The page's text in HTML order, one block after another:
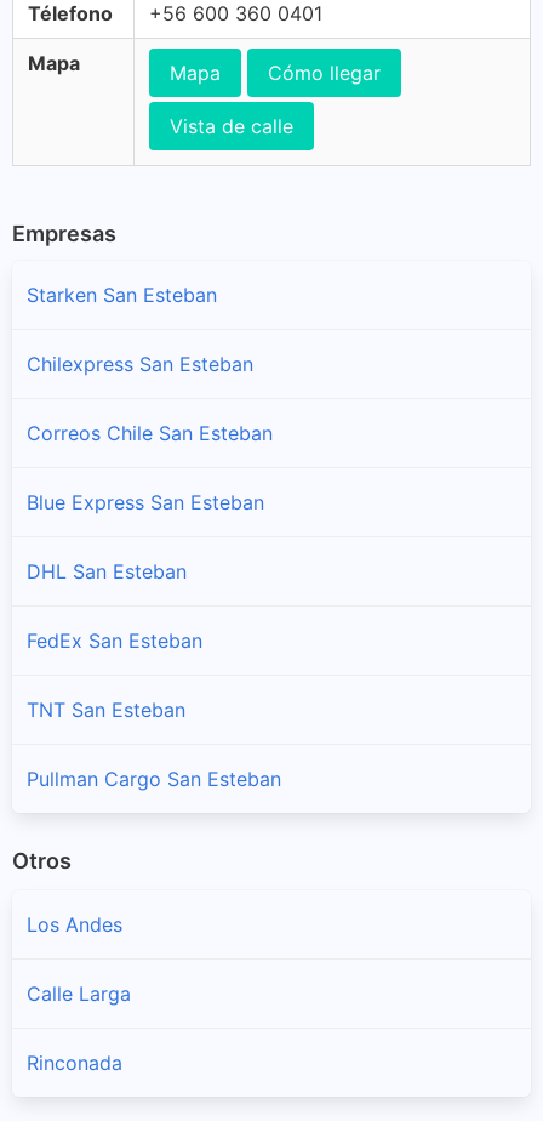
Télefono +56 600 360 0401
Mapa Mapa Cómo llegar
Vista de calle
Empresas
Starken San Esteban
Chilexpress San Esteban
Correos Chile San Esteban
Blue Express San Esteban
DHL San Esteban
FedEx San Esteban
TNT San Esteban
Pullman Cargo San Esteban
Otros
Los Andes
Calle Larga
Rinconada